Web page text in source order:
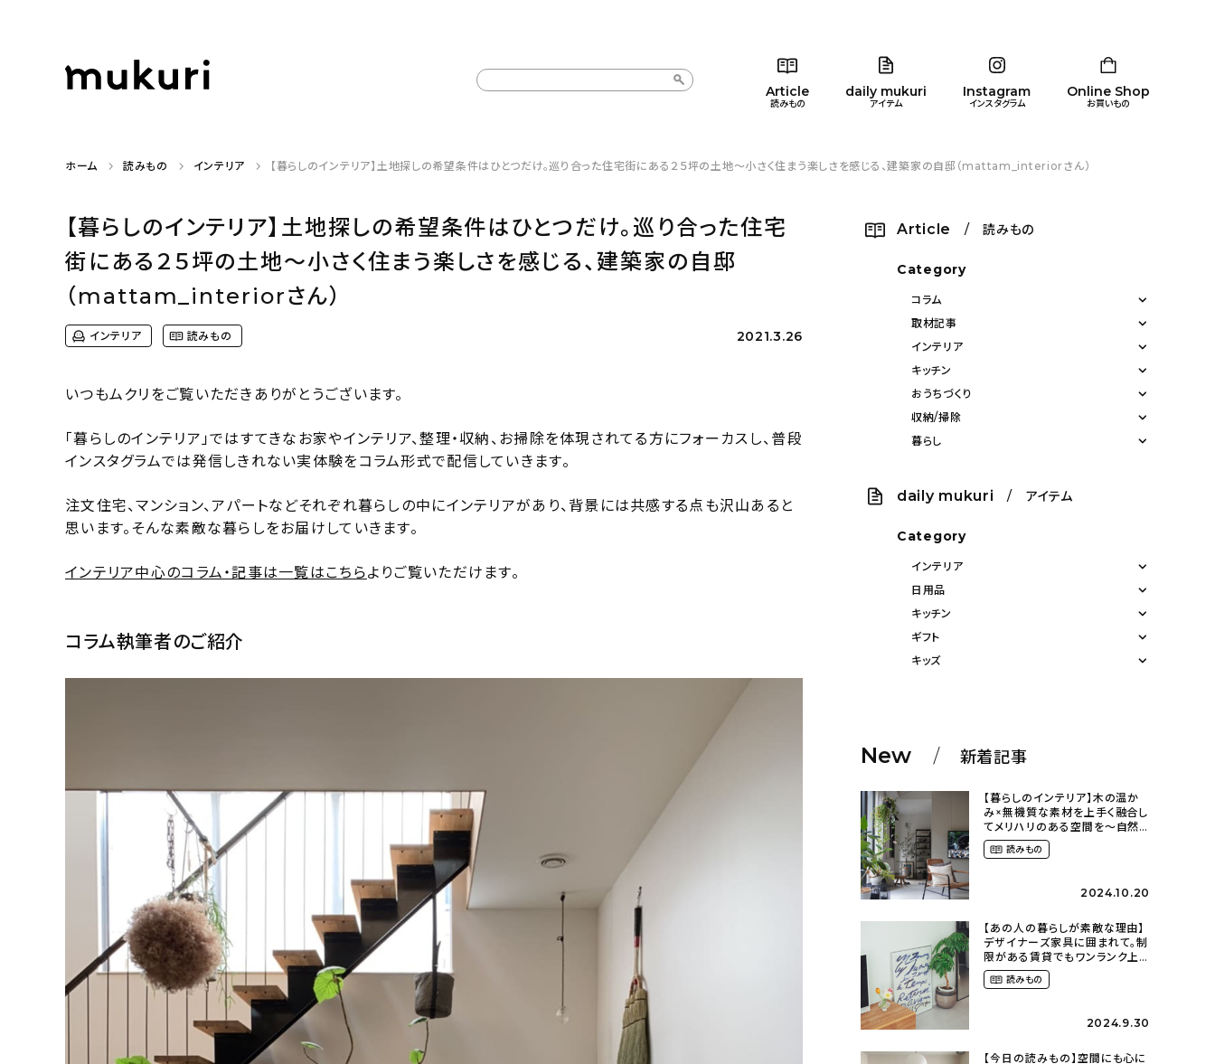
Article
読みもの
daily mukuri
アイテム
Instagram
インスタグラム
Online Shop
お買いもの
カテゴリー一覧 コラム 暮らし
カテゴリー一覧 インテリア キッズ
ホーム 読みもの インテリア 【暮らしのインテリア】土地探しの希望条件はひとつだけ。巡り合った住宅街にある２５坪の土地〜小さく住まう楽しさを感じる、建築家の自邸（mattam_interiorさん）
【暮らしのインテリア】土地探しの希望条件はひとつだけ。巡り合った住宅
街にある２５坪の土地〜小さく住まう楽しさを感じる、建築家の自邸
（mattam_interiorさん）
インテリア 読みもの 2021.3.26
いつもムクリをご覧いただきありがとうございます。
「暮らしのインテリア」ではすてきなお家やインテリア、整理・収納、お掃除を体現されてる方にフォーカスし、普段
インスタグラムでは発信しきれない実体験をコラム形式で配信していきます。
注文住宅、マンション、アパートなどそれぞれ暮らしの中にインテリアがあり、背景には共感する点も沢山あると
思います。そんな素敵な暮らしをお届けしていきます。
インテリア中心のコラム・記事は一覧はこちらよりご覧いただけます。
コラム執筆者のご紹介
Article / 読みもの
Category
コラム
取材記事
インテリア
キッチン
おうちづくり
収納/掃除
暮らし
daily mukuri / アイテム
Category
インテリア
日用品
キッチン
ギフト
キッズ
New 新着記事
【暮らしのインテリア】木の温か
み×無機質な素材を上手く融合し
てメリハリのある空間を〜自然
に囲まれて暮らす（ki_no_ieさ
ん） 読みもの
2024.10.20
【あの人の暮らしが素敵な理由】
デザイナーズ家具に囲まれて。制
限がある賃貸でもワンランク上
のお部屋に〜狭くても好きな暮
らしのこと（_____chika708さ
読みもの
2024.9.30
【今日の読みもの】空間にも心に